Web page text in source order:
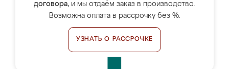
договора, и мы отдаём заказ в производство.
Возможна оплата в рассрочку без %.
УЗНАТЬ О РАССРОЧКЕ